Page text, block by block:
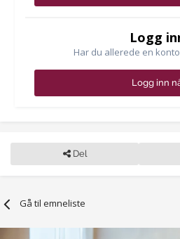
Logg
Har du allerede en
Logg inn
Del
Gå til emneliste